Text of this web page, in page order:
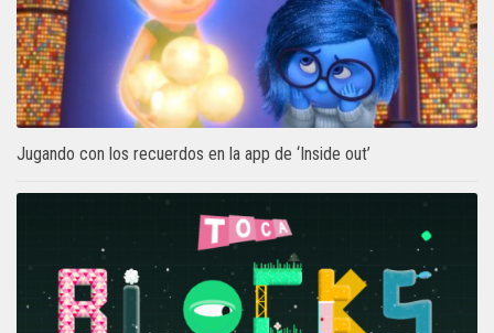
Jugando con los recuerdos en la app de ‘Inside out’